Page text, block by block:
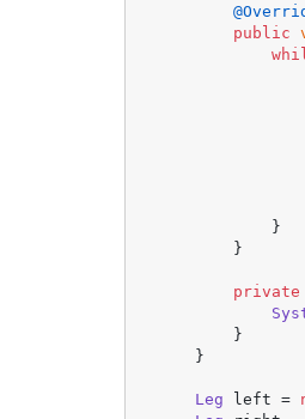
public
            }
        }
private
        }
    }
Leg left =